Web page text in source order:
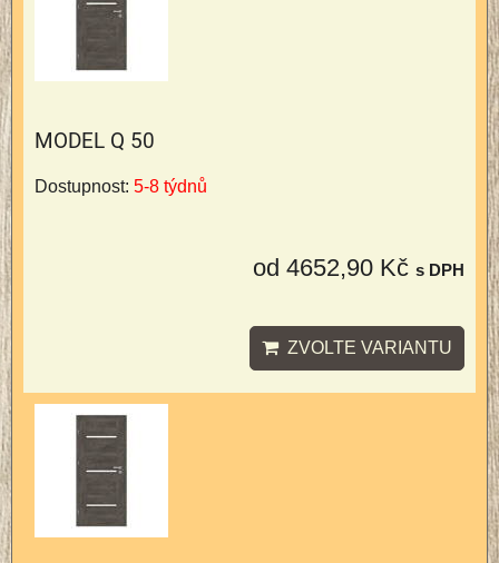
MODEL Q 50
Dostupnost: 5-8 týdnů
od 4652,90 Kč s DPH
ZVOLTE VARIANTU